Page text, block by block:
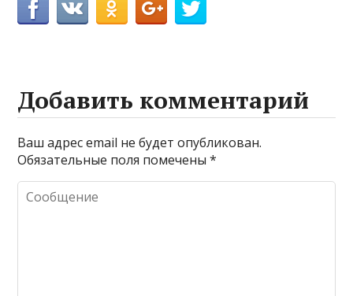
Добавить комментарий
Ваш адрес email не будет опубликован.
Обязательные поля помечены*